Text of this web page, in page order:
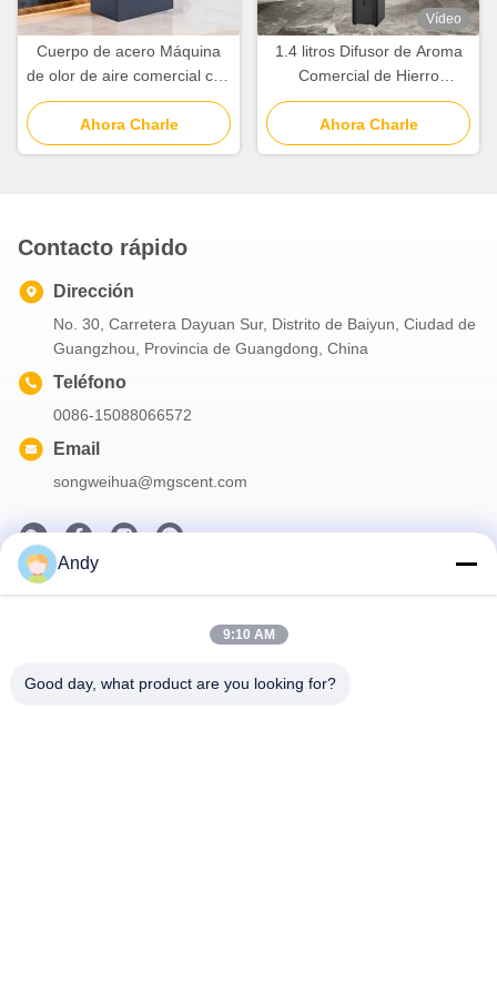
Cuerpo de acero Máquina
de olor de aire comercial con
5000cbm de cobertura
1000ml de capacidad
Ahora Charle
Vídeo
1.4 litros Difusor de Aroma
Comercial de Hierro
Capacidad de Aceite de
1400 ml Difusor de Aroma
Inalámbrico
Ahora Charle
Contacto rápido
Dirección
No. 30, Carretera Dayuan Sur, Distrito de Baiyun, Ciudad de
Guangzhou, Provincia de Guangdong, China
Teléfono
0086-15088066572
Email
songweihua@mgscent.com
Nuestro boletín
Suscríbete a nuestro boletín para obtener descuentos y más.
Andy
9:10 AM
Good day, what product are you looking for?